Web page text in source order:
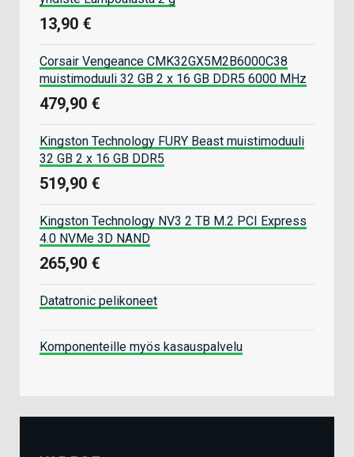
13,90 €
Corsair Vengeance CMK32GX5M2B6000C38
muistimoduuli 32 GB 2 x 16 GB DDR5 6000 MHz
479,90 €
Kingston Technology FURY Beast muistimoduuli
32 GB 2 x 16 GB DDR5
519,90 €
Kingston Technology NV3 2 TB M.2 PCI Express
4.0 NVMe 3D NAND
265,90 €
Datatronic pelikoneet
Komponenteille myös kasauspalvelu